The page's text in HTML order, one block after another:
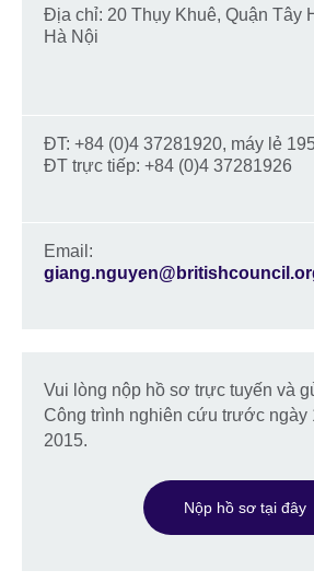
Địa chỉ: 20 Thụy Khuê, Quận Tây
Hà Nội
ĐT: +84 (0)4 37281920, máy lẻ
ĐT trực tiếp: +84 (0)4 37281926
Email:
Vui lòng nộp hồ sơ trực tuyến và
Công trình nghiên cứu trước ngày
2015.
Nộp hồ sơ tại đây